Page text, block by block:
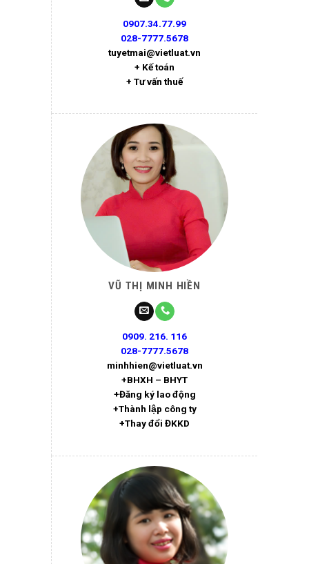
0907.34.77.99
028-7777.5678
tuyetmai@vietluat.vn
+ Kế toán
+ Tư vấn thuế
VŨ THỊ MINH HIỀN
0909. 216. 116
028-7777.5678
minhhien@vietluat.vn
+BHXH – BHYT
+Đăng ký lao động
+Thành lập công ty
+Thay đổi ĐKKD